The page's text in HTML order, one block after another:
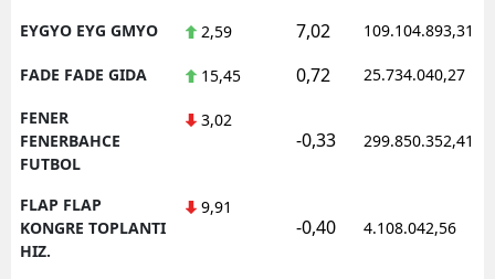
EYGYO EYG GMYO 2,59 7,02 109.104.893,31
FADE FADE GIDA 15,45 0,72 25.734.040,27
FENER
FENERBAHCE
FUTBOL
3,02
-0,33 299.850.352,41
FLAP FLAP
KONGRE TOPLANTI
HIZ.
9,91
-0,40 4.108.042,56